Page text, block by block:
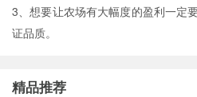
3、想要让农场有大幅度的盈利一定
证品质。
精品推荐